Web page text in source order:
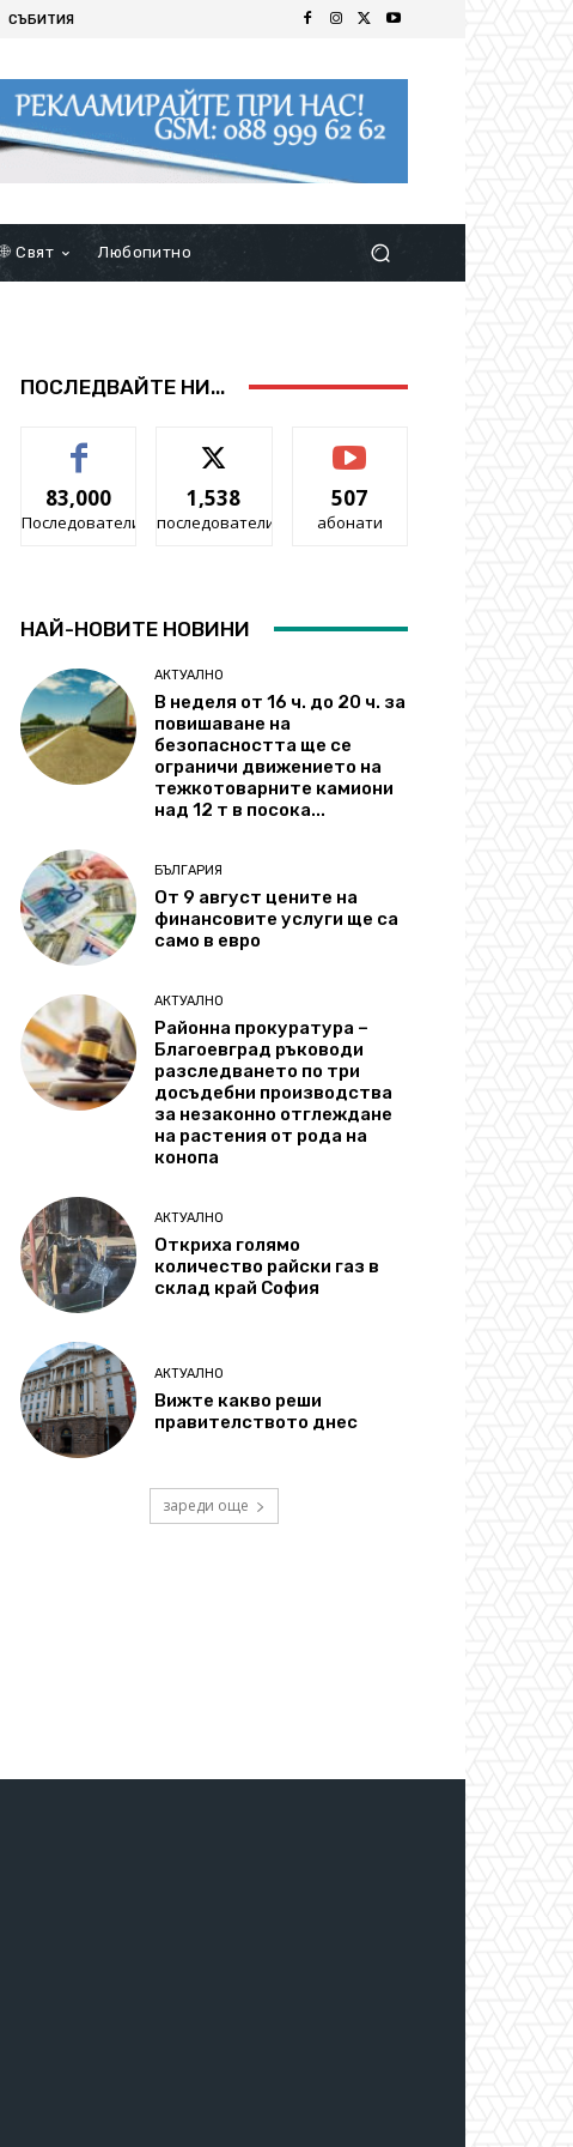
СЪБИТИЯ
Свят Любопитно
ПОСЛЕДВАЙТЕ НИ...
83,000
Последователи
1,538
последователи
507
абонати
НАЙ-НОВИТЕ НОВИНИ
АКТУАЛНО
В неделя от 16 ч. до 20 ч. за
повишаване на
безопасността ще се
ограничи движението на
тежкотоварните камиони
над 12 т в посока...
БЪЛГАРИЯ
От 9 август цените на
финансовите услуги ще са
само в евро
АКТУАЛНО
Районна прокуратура –
Благоевград ръководи
разследването по три
досъдебни производства
за незаконно отглеждане
на растения от рода на
конопа
АКТУАЛНО
Откриха голямо
количество райски газ в
склад край София
АКТУАЛНО
Вижте какво реши
правителството днес
зареди още